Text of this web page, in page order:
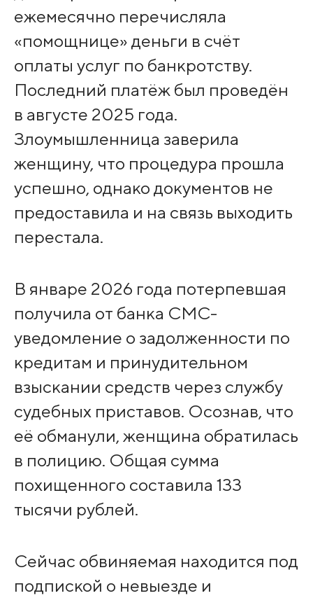
ежемесячно перечисляла
«помощнице» деньги в счёт
оплаты услуг по банкротству.
Последний платёж был проведён
в августе 2025 года.
Злоумышленница заверила
женщину, что процедура прошла
успешно, однако документов не
предоставила и на связь выходить
перестала.
В январе 2026 года потерпевшая
получила от банка СМС-
уведомление о задолженности по
кредитам и принудительном
взыскании средств через службу
судебных приставов. Осознав, что
её обманули, женщина обратилась
в полицию. Общая сумма
похищенного составила 133
тысячи рублей.
Сейчас обвиняемая находится под
подпиской о невыезде и